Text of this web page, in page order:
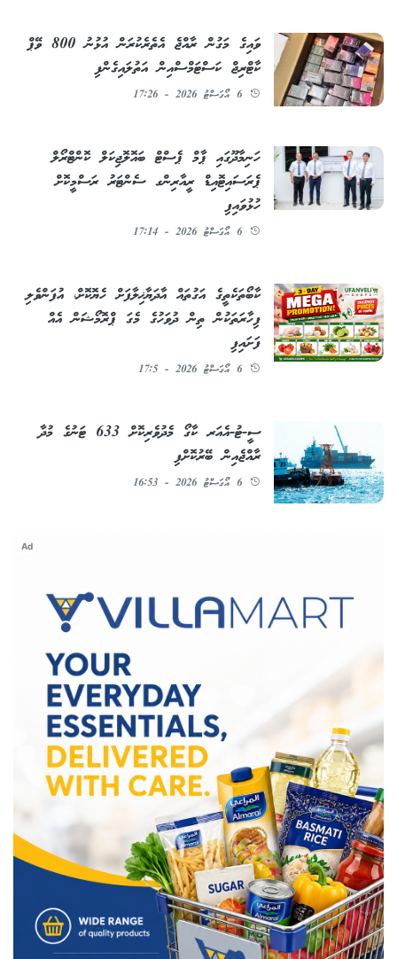
ވައިގެ މަގުން ރާއްޖެ އެތެރެކުރަން އުޅުނު 800 ވޭޕް
ކާޓްރިޖް ކަސްޓަމްސްއިން އަތުލައިގެންފި
6 އޯގަސްޓު 2026 - 17:26
ހަނިމާދޫގައި ޕާމް ޕެސްޓް ބައޮލޮޖިކަލް ކޮންޓްރޯލް
ޕެރަސައިޓޮއިޑް ރީއާރިންގ ސެންޓަރު ރަސްމީކޮށް
ހުޅުވައިފި
6 އޯގަސްޓު 2026 - 17:14
ކާބޯތަކެތީގެ އަގުތައް އާދަޔާޚިލާފަށް ހެޔޮކޮށް، އުފަންވެލި
ފިހާރަތަކުން ތިން ދުވަހުގެ މެގަ ޕްރޮމޯޝަން އެއް
ފަށައިފި
6 އޯގަސްޓު 2026 - 17:5
ސީ-ޓު-އެއަރ ކާގޯ މެދުވެރިކޮށް 633 ޓަނުގެ މުދާ
ރާއްޖެއިން ބޭރުކޮށްފި
6 އޯގަސްޓު 2026 - 16:53
Ad